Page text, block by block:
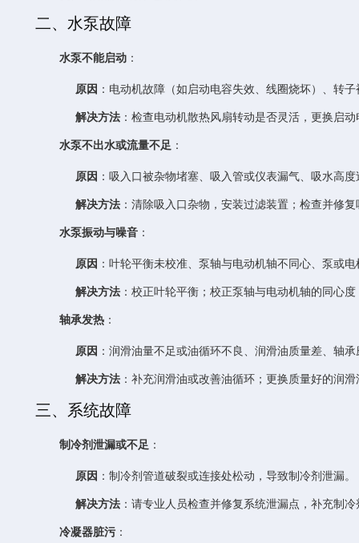
二、水泵故障
水泵不能启动：
原因 ：电动机故障（如启动电容失效、线圈烧坏）、转
解决方法：检查电动机散热风扇转动是否灵活，更换启
水泵不出水或流量不足 ：
原因 ：吸入口被杂物堵塞、吸入管或仪表漏气、吸水高
解决方法：清除吸入口杂物，安装过滤装置；检查并修
水泵振动与噪音：
原因 ：叶轮平衡未校准、泵轴与电动机轴不同心、泵或
解决方法：校正叶轮平衡；校正泵轴与电动机轴的同心
轴承发热：
原因 ：润滑油量不足或油循环不良、润滑油质量差、轴
解决方法：补充润滑油或改善油循环；更换质量好的润
三、系统故障
制冷剂泄漏或不足 ：
原因 ：制冷剂管道破裂或连接处松动，导致制冷剂泄漏。
解决方法：请专业人员检查并修复系统泄漏点，补充制冷
冷凝器脏污：